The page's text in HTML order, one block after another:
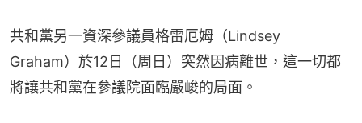
共和黨另一資深參議員格雷厄姆（Lindsey
Graham）於12日（周日）突然因病離世，這一切都
將讓共和黨在參議院面臨嚴峻的局面。